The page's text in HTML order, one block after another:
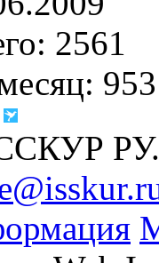
2561
953
РУ.